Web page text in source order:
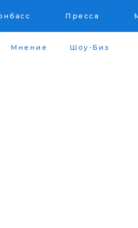
Пресса
Мнение Шоу-Биз